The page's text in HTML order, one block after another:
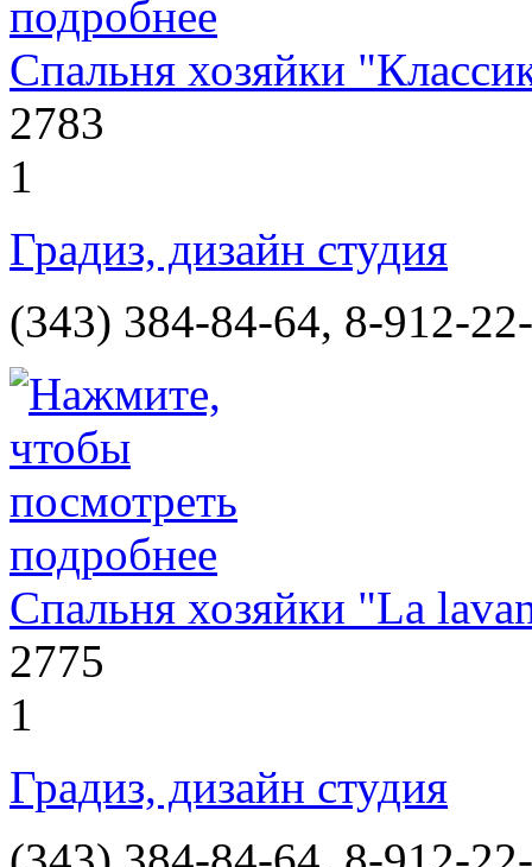
Спальня хозяйки
2783
1
Градиз, дизайн студия
(343) 384-84-64, 8-912-
Спальня хозяйки "La
2775
1
Градиз, дизайн студия